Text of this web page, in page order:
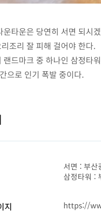
운타운은 당연히 서면 되시
조리 잘 피해 걸어야 한다.
랜드마크 중 하나인 삼정타
으로 인기 폭발 중이다.
서면 : 부산
삼정타워 :
지 https://